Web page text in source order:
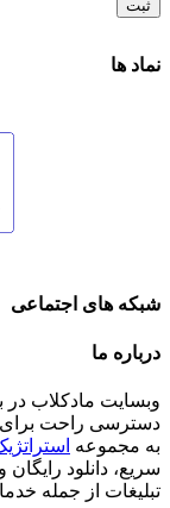
نماد ها
شبکه های اجتماعی
درباره ما
دسترسی راحت برای
به مجموعه
سریع، دانلود
تبلیغات از جمله